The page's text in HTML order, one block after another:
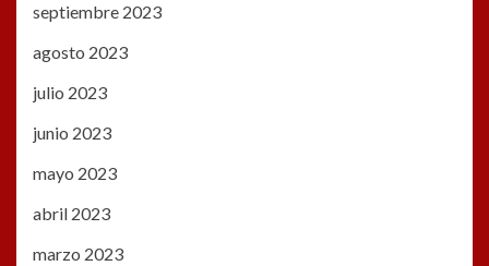
septiembre 2023
agosto 2023
julio 2023
junio 2023
mayo 2023
abril 2023
marzo 2023